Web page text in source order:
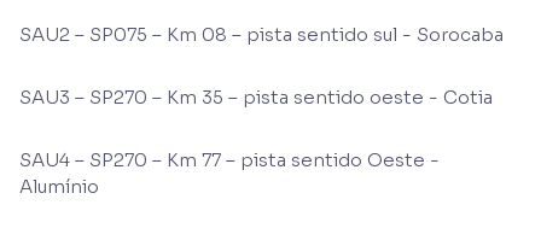
SAU2 – SP075 – Km 08 – pista sentido sul - Sorocaba
SAU3 – SP270 – Km 35 – pista sentido oeste - Cotia
SAU4 – SP270 – Km 77 – pista sentido Oeste -
Alumínio